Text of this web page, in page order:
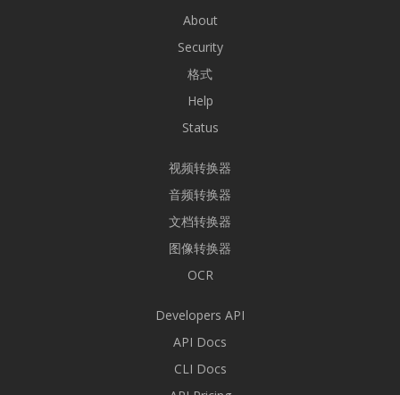
About
Security
格式
Help
Status
视频转换器
音频转换器
文档转换器
图像转换器
OCR
Developers API
API Docs
CLI Docs